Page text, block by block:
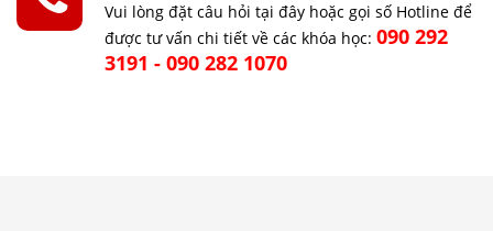
Vui lòng đặt câu hỏi tại đây hoặc gọi số Hotline để
được tư vấn chi tiết về các khóa học: 090 292
3191 - 090 282 1070